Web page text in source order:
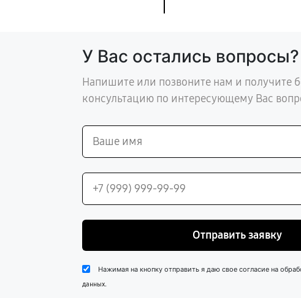
У Вас остались вопросы?
Напишите или позвоните нам и получите
консультацию по интересующему Вас
Отправить заявку
Нажимая на кнопку отправить я даю свое согласие на
данных.